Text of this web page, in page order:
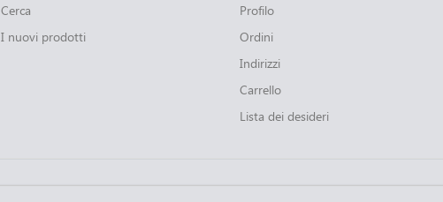
Cerca
I nuovi prodotti
Profilo
Ordini
Indirizzi
Carrello
Lista dei desideri